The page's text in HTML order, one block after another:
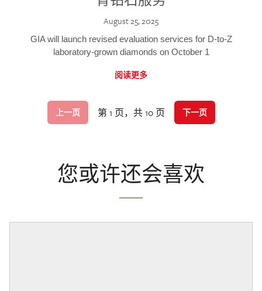
August 25, 2025
GIA will launch revised evaluation services for D-to-Z
laboratory-grown diamonds on October 1
阅读更多
上一页 第 1 页，共 10 页 下一页
您或许还会喜欢